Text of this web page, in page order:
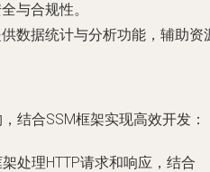
与合规性。
供数据统计与分析功能，辅助资
结合SSM框架实现高效开发：
架处理HTTP请求和响应，结合